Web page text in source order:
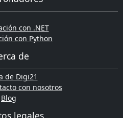
con .NET
con Python
de
de Digi21
con nosotros
Blog
legales